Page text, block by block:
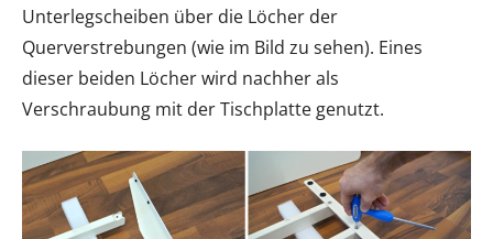
Unterlegscheiben über die Löcher der
Querverstrebungen (wie im Bild zu sehen). Eines
dieser beiden Löcher wird nachher als
Verschraubung mit der Tischplatte genutzt.